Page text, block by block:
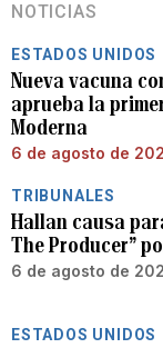
NOTICIAS
ESTADOS UNIDOS
Nueva vacuna
aprueba la
Moderna
6 de agosto de
TRIBUNALES
Hallan causa
The Producer”
6 de agosto de
ESTADOS UNIDOS